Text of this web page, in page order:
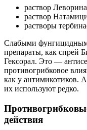
раствор
раствор
растворы
Слабыми
препараты, как спрей
Гексорал. Это —
противогрибковое
как у антимикотиков.
их используют редко.
действия